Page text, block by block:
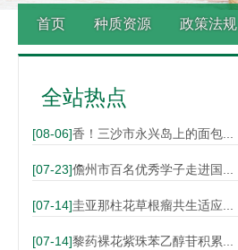
首页 种质资源 政策法规
全站热点
[08-06]香！三沙市永兴岛上的面包...
[07-23]儋州市百名优秀学子走进国...
[07-14]圭亚那柱花草根瘤共生适应...
[07-14]黎药裸花紫珠苯乙醇苷积累...